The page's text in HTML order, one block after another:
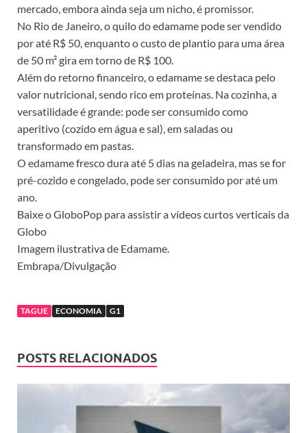
mercado, embora ainda seja um nicho, é promissor.
No Rio de Janeiro, o quilo do edamame pode ser vendido
por até R$ 50, enquanto o custo de plantio para uma área
de 50 m² gira em torno de R$ 100.
Além do retorno financeiro, o edamame se destaca pelo
valor nutricional, sendo rico em proteínas. Na cozinha, a
versatilidade é grande: pode ser consumido como
aperitivo (cozido em água e sal), em saladas ou
transformado em pastas.
O edamame fresco dura até 5 dias na geladeira, mas se for
pré-cozido e congelado, pode ser consumido por até um
ano.
Baixe o GloboPop para assistir a vídeos curtos verticais da
Globo
Imagem ilustrativa de Edamame.
Embrapa/Divulgação
TAGUE ECONOMIA G1
POSTS RELACIONADOS